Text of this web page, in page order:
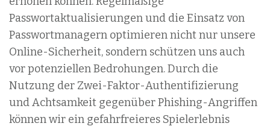
Passwortaktualisierungen und die Einsatz von
Passwortmanagern optimieren nicht nur unsere
Online-Sicherheit, sondern schützen uns auch
vor potenziellen Bedrohungen. Durch die
Nutzung der Zwei-Faktor-Authentifizierung
und Achtsamkeit gegenüber Phishing-Angriffen
können wir ein gefahrfreieres Spielerlebnis